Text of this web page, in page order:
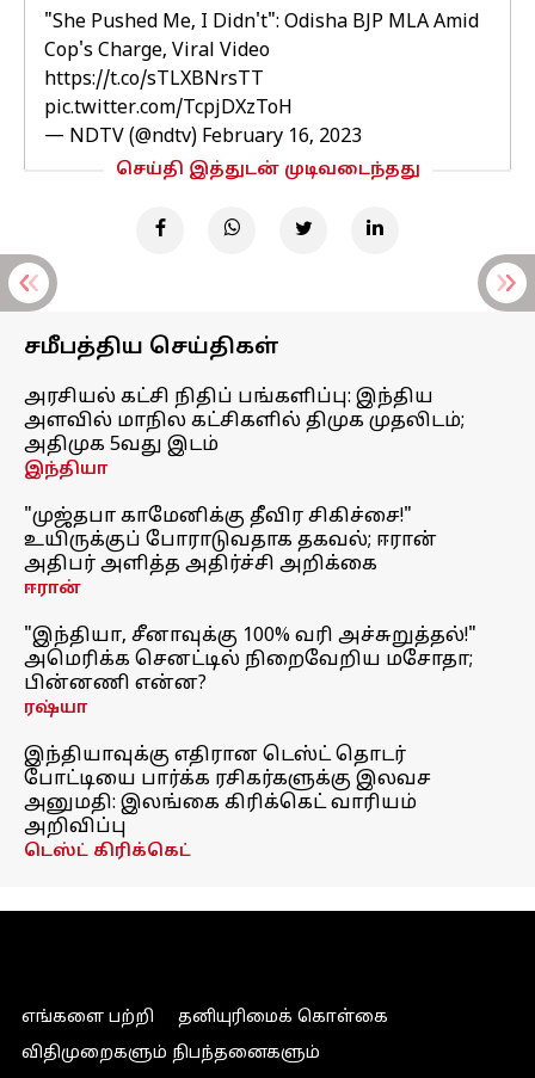
"She Pushed Me, I Didn't": Odisha BJP MLA Amid
Cop's Charge, Viral Video
https://t.co/sTLXBNrsTT
pic.twitter.com/TcpjDXzToH
— NDTV (@ndtv) February 16, 2023
செய்தி இத்துடன் முடிவடைந்தது
சமீபத்திய செய்திகள்
அரசியல் கட்சி நிதிப் பங்களிப்பு: இந்திய
அளவில் மாநில கட்சிகளில் திமுக முதலிடம்;
அதிமுக 5வது இடம்
இந்தியா
"முஜ்தபா காமேனிக்கு தீவிர சிகிச்சை!"
உயிருக்குப் போராடுவதாக தகவல்; ஈரான்
அதிபர் அளித்த அதிர்ச்சி அறிக்கை
ஈரான்
"இந்தியா, சீனாவுக்கு 100% வரி அச்சுறுத்தல்!"
அமெரிக்க செனட்டில் நிறைவேறிய மசோதா;
பின்னணி என்ன?
ரஷ்யா
இந்தியாவுக்கு எதிரான டெஸ்ட் தொடர்
போட்டியை பார்க்க ரசிகர்களுக்கு இலவச
அனுமதி: இலங்கை கிரிக்கெட் வாரியம்
அறிவிப்பு
டெஸ்ட் கிரிக்கெட்
எங்களை பற்றி
தனியுரிமைக் கொள்கை
விதிமுறைகளும் நிபந்தனைகளும்